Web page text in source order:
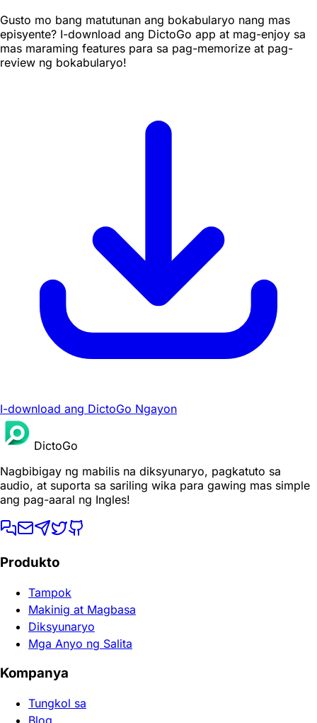
Gusto mo bang matutunan ang bokabularyo nang mas
episyente? I-download ang DictoGo app at mag-enjoy sa
mas maraming features para sa pag-memorize at pag-
review ng bokabularyo!
I-download ang DictoGo Ngayon
DictoGo
Nagbibigay ng mabilis na diksyunaryo, pagkatuto sa
audio, at suporta sa sariling wika para gawing mas simple
ang pag-aaral ng Ingles!
Produkto
Tampok
Makinig at Magbasa
Diksyunaryo
Mga Anyo ng Salita
Kompanya
Tungkol sa